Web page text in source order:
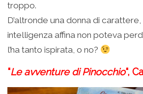
troppo.
D’altronde una donna di
intelligenza affina non poteva
l’ha tanto ispirata, o no?
“Le avventure di Pinocchio“,